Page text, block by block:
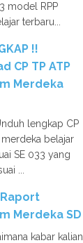
model RPP
terbaru...
!!
CP TP ATP
Merdeka
lengkap CP
belajar
SE 033 yang
...
Merdeka SD
kabar kalian